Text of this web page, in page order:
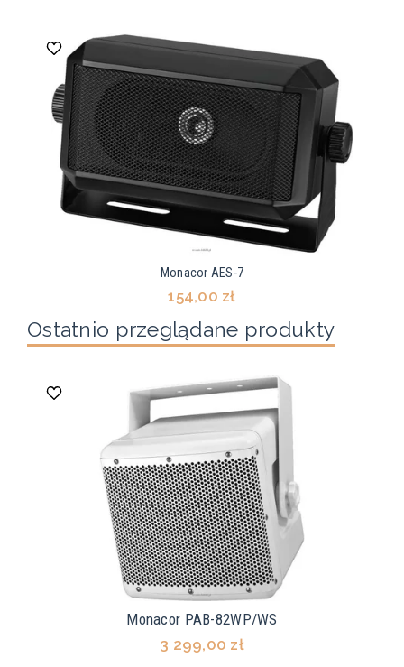
Monacor AES-7
154,00 zł
Ostatnio przeglądane produkty
Monacor PAB-82WP/WS
3 299,00 zł